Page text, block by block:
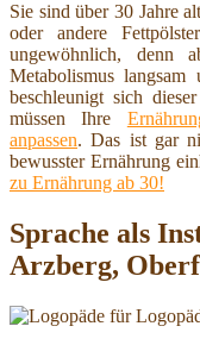
Sie sind über 30 Jahre
oder andere
ungewöhnlich, denn
Metabolismus
beschleunigt sich
müssen Ihre
anpassen. Das ist gar
bewusster Ernährung
zu Ernährung ab 30!
Sprache als
Arzberg,